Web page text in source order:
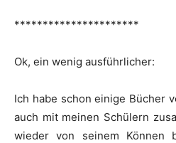
**********************
Ok, ein wenig ausführlicher:
Ich habe schon einige Bücher
auch mit meinen Schülern
wieder von seinem Können